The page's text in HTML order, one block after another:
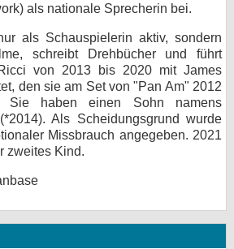
als nationale Sprecherin bei.
als Schauspielerin aktiv, sondern
schreibt Drehbücher und führt
von 2013 bis 2020 mit James
den sie am Set von "Pan Am" 2012
Sie haben einen Sohn namens
Als Scheidungsgrund wurde
Missbrauch angegeben. 2021
zweites Kind.